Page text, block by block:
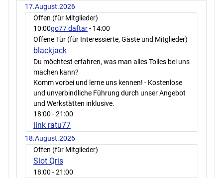
17.August.2026
Offen (für Mitglieder)
10:00go77 daftar- 14:00
Offene Tür (für Interessierte, Gäste und Mitglieder)
blackjack
Du möchtest erfahren, was man alles Tolles bei uns
machen kann?
Komm vorbei und lerne uns kennen! - Kostenlose
und unverbindliche Führung durch unser Angebot
und Werkstätten inklusive.
18:00 - 21:00
link ratu77
18.August.2026
Offen (für Mitglieder)
Slot Qris
18:00 - 21:00